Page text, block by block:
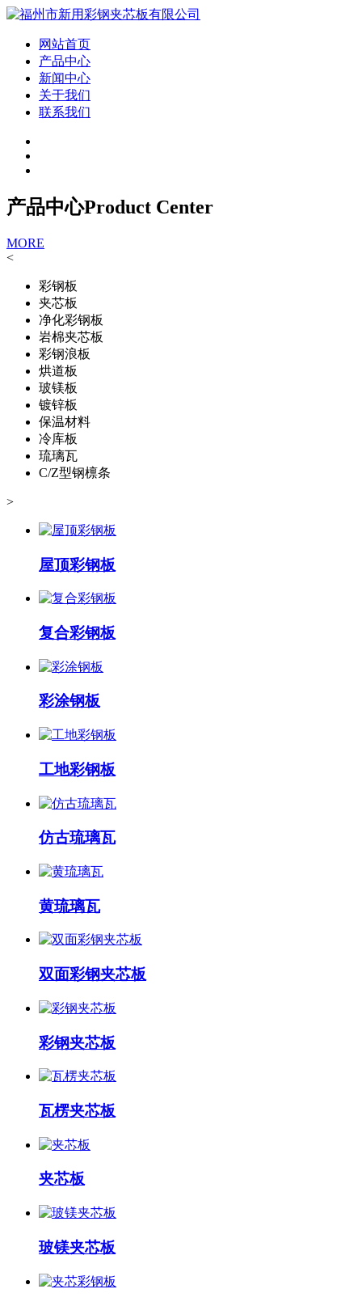
网站首页
产品中心
新闻中心
关于我们
联系我们
产品中心Product Center
MORE
<
彩钢板
夹芯板
净化彩钢板
岩棉夹芯板
彩钢浪板
烘道板
玻镁板
镀锌板
保温材料
冷库板
琉璃瓦
C/Z型钢檩条
>
屋顶彩钢板
复合彩钢板
彩涂钢板
工地彩钢板
仿古琉璃瓦
黄琉璃瓦
双面彩钢夹芯板
彩钢夹芯板
瓦楞夹芯板
夹芯板
玻镁夹芯板